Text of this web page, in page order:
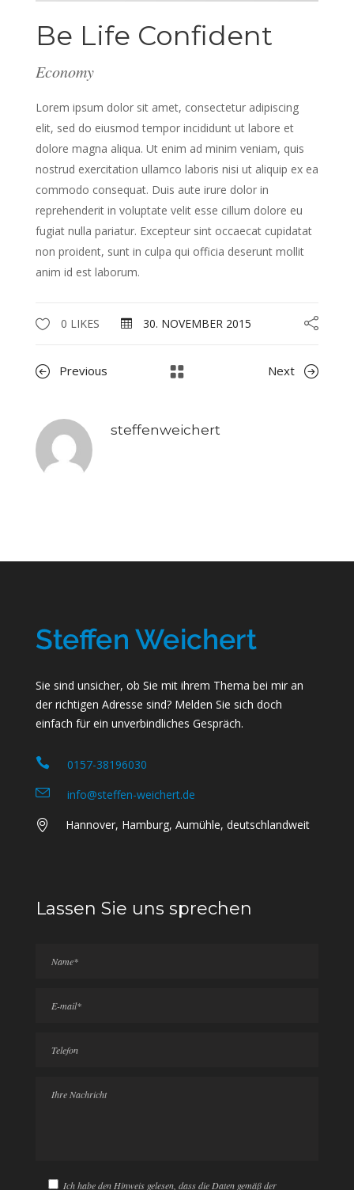
Be Life Confident
Economy
Lorem ipsum dolor sit amet, consectetur adipiscing
elit, sed do eiusmod tempor incididunt ut labore et
dolore magna aliqua. Ut enim ad minim veniam, quis
nostrud exercitation ullamco laboris nisi ut aliquip ex ea
commodo consequat. Duis aute irure dolor in
reprehenderit in voluptate velit esse cillum dolore eu
fugiat nulla pariatur. Excepteur sint occaecat cupidatat
non proident, sunt in culpa qui officia deserunt mollit
anim id est laborum.
0 LIKES 30. NOVEMBER 2015
Previous Next
steffenweichert
Sie sind unsicher, ob Sie mit ihrem Thema bei mir an
der richtigen Adresse sind? Melden Sie sich doch
einfach für ein unverbindliches Gespräch.
0157-38196030
info@steffen-weichert.de
Hannover, Hamburg, Aumühle, deutschlandweit
Lassen Sie uns sprechen
Ich habe den Hinweis gelesen, dass die Daten gemäß der